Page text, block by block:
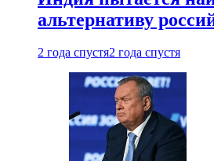
альтернативу
2 года спустя2 года спустя